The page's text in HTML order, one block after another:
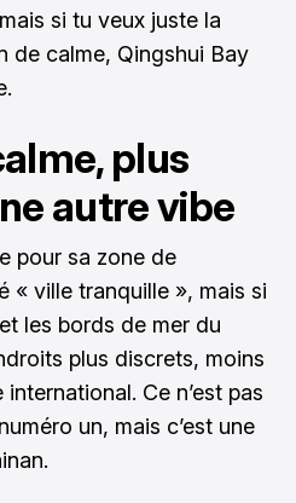
si tu veux juste la
de calme, Qingshui Bay
plus
autre vibe
pour sa zone de
« ville tranquille », mais si
les bords de mer du
plus discrets, moins
Ce n’est pas
un, mais c’est une